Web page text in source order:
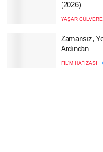
(2026)
YAŞAR
Zamansız,
Ardından
FIL'M HAFIZASI